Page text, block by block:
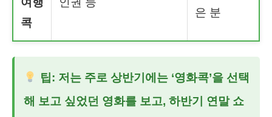
콕
은 분
팁: 저는 주로 상반기에는 ‘영화콕’을 선택
해 보고 싶었던 영화를 보고, 하반기 연말 쇼